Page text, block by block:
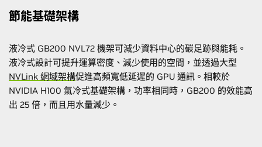
節能基礎架構
液冷式 GB200 NVL72 機架可減少資料中心的碳足跡與能耗。
液冷式設計可提升運算密度、減少使用的空間，並透過大型
NVLink 網域架構促進高頻寬低延遲的 GPU 通訊。相較於
NVIDIA H100 氣冷式基礎架構，功率相同時，GB200 的效能高
出 25 倍，而且用水量減少。